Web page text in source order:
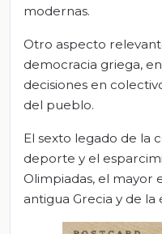
modernas.
Otro aspecto
democracia griega,
decisiones en
del pueblo.
El sexto legado de la
deporte y el
Olimpiadas, el mayor
antigua Grecia y de